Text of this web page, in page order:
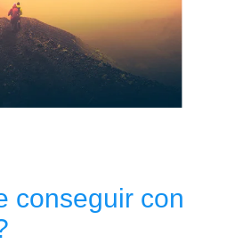
conseguir con